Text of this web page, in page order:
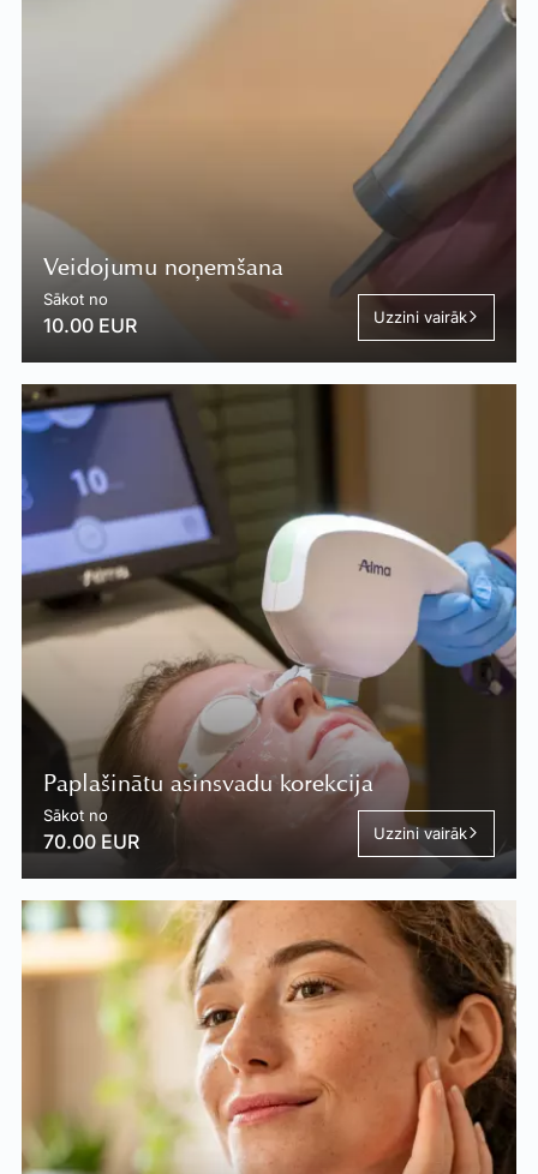
Veidojumu noņemšana
Sākot no
10.00 EUR Uzzini vairāk
Paplašinātu asinsvadu korekcija
Sākot no
70.00 EUR Uzzini vairāk